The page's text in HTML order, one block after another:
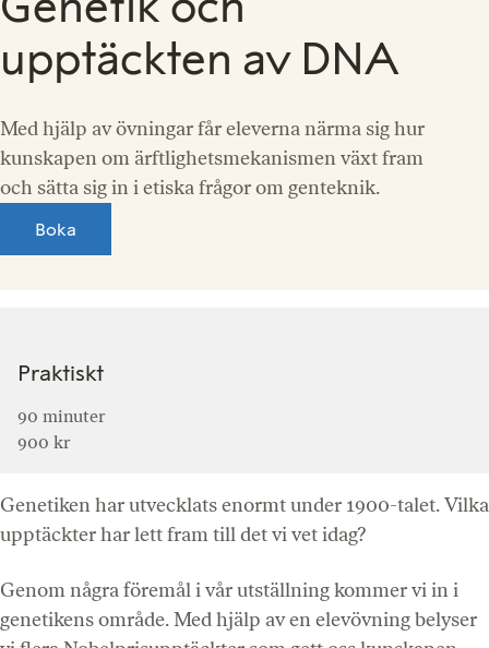
upptäckten av DNA
Med hjälp av övningar får eleverna närma sig hur
kunskapen om ärftlighetsmekanismen växt fram
och sätta sig in i etiska frågor om genteknik.
Boka
Praktiskt
90 minuter
900 kr
Genetiken har utvecklats enormt under 1900-talet. Vilka
upptäckter har lett fram till det vi vet idag?
Genom några föremål i vår utställning kommer vi in i
genetikens område. Med hjälp av en elevövning belyser